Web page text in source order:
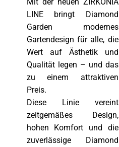
LINE bringt Diamond
Garden modernes
Gartendesign für alle, die
Wert auf Ästhetik und
Qualität legen – und das
zu einem attraktiven
Preis.
Diese Linie vereint
zeitgemäßes Design,
hohen Komfort und die
zuverlässige Diamond